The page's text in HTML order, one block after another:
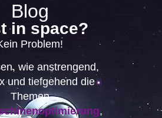
Blog
in space?
Problem!
wie anstrengend,
und tiefgehend die
Themen
,